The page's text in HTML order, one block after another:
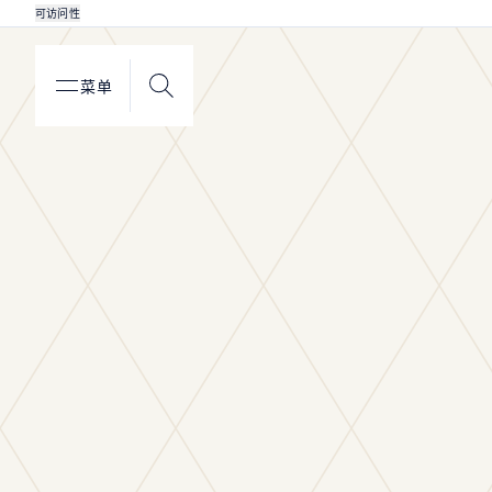
可访问性
菜单 搜索